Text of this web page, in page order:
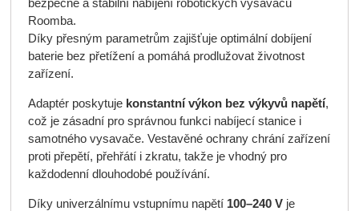
bezpečné a stabilní nabíjení robotických vysavačů
Roomba.
Díky přesným parametrům zajišťuje optimální dobíjení
baterie bez přetížení a pomáhá prodlužovat životnost
zařízení.
Adaptér poskytuje konstantní výkon bez výkyvů napětí,
což je zásadní pro správnou funkci nabíjecí stanice i
samotného vysavače. Vestavěné ochrany chrání zařízení
proti přepětí, přehřátí i zkratu, takže je vhodný pro
každodenní dlouhodobé používání.
Díky univerzálnímu vstupnímu napětí 100–240 Vje